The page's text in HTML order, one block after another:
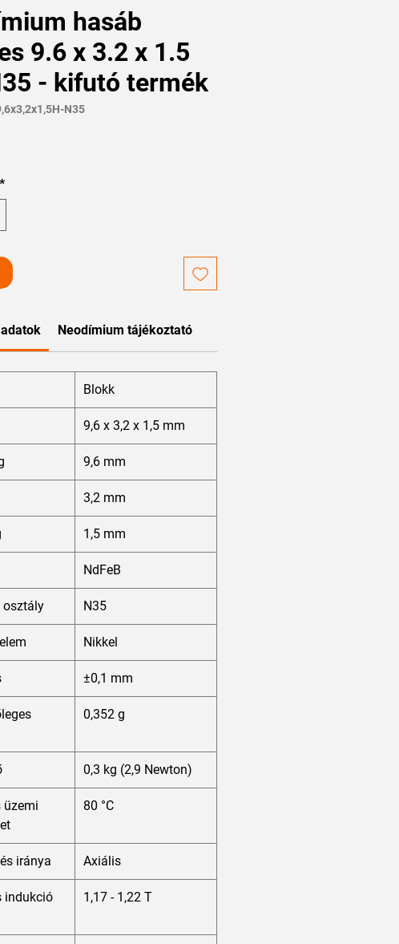
hasáb
9.6 x 3.2 x 1.5
- kifutó termék
N35
*
Neodímium tájékoztató
Blokk
9,6 x 3,2 x 1,5 mm
9,6 mm
3,2 mm
1,5 mm
NdFeB
osztály N35
Nikkel
±0,1 mm
0,352 g
0,3 kg (2,9 Newton)
üzemi
80 °C
iránya Axiális
indukció
1,17 - 1,22 T